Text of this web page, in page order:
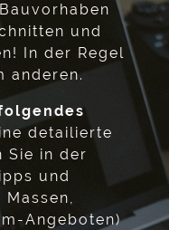
und
In der Regel
anderen.
detailierte
Sie in der
und
Angeboten)